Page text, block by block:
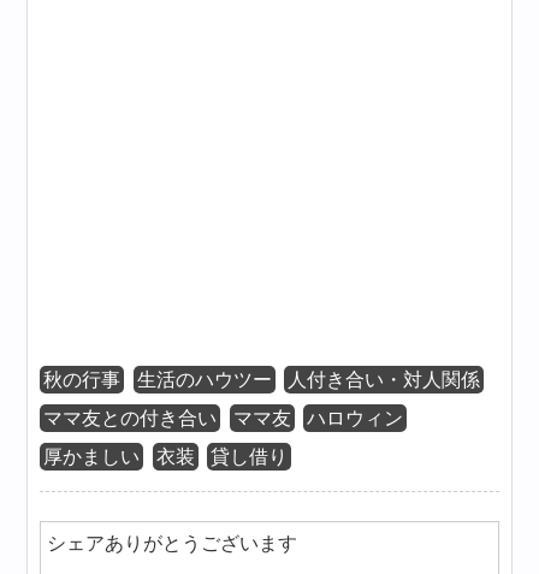
秋の行事 生活のハウツー
人付き合い・対人関係
ママ友との付き合い
ママ友
ハロウィン
厚かましい
衣装 貸し借り
シェアありがとうございます